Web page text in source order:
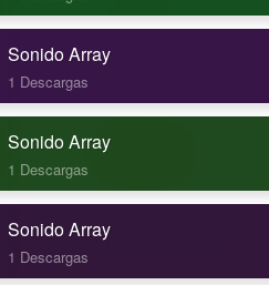
Sonido Array
1 Descargas
Sonido Array
1 Descargas
Sonido Array
1 Descargas